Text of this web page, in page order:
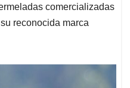
comercializadas
reconocida marca